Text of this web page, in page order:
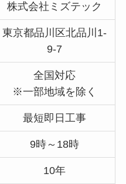
株式会社ミズテック
東京都品川区北品川1-
9-7
全国対応
※一部地域を除く
最短即日工事
9時～18時
10年